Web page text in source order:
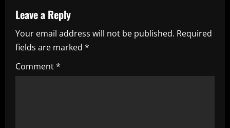
u
e
R
e
Leave a Reply
Your email address will not be published. Required
fields are marked *
Comment*